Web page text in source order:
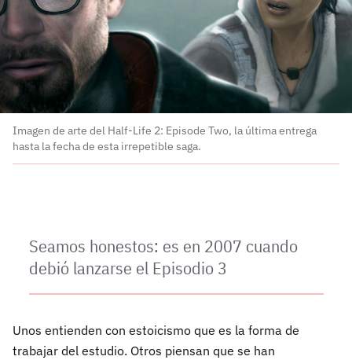
Imagen de arte del Half-Life 2: Episode Two, la última entrega
hasta la fecha de esta irrepetible saga.
Seamos honestos: es en 2007 cuando
debió lanzarse el Episodio 3
Unos entienden con estoicismo que es la forma de
trabajar del estudio. Otros piensan que se han